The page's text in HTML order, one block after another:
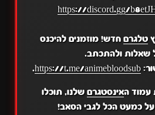
https://discord.gg/
טלגרםחדש! מוזמנים להיכנס
שאלות ולהתכתב.
https://t.me/animebloodsub
.
עמוד האינסטגרםשלנו, תוכלו
כמעט הכל לגבי הסאב!